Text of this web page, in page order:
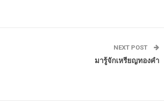
NEXT POST
มารู้จักเหรียญทองคำ